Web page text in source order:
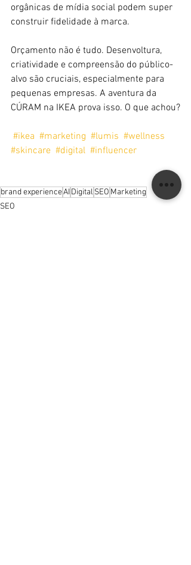
orgânicas de mídia social podem super
construir fidelidade à marca.
Orçamento não é tudo. Desenvoltura,
criatividade e compreensão do público-
alvo são cruciais, especialmente para
pequenas empresas. A aventura da
CÚRAM na IKEA prova isso. O que achou?
#ikea #marketing #lumis #wellness
#skincare #digital #influencer
brand experienceAIDigital SEO Marketing
SEO